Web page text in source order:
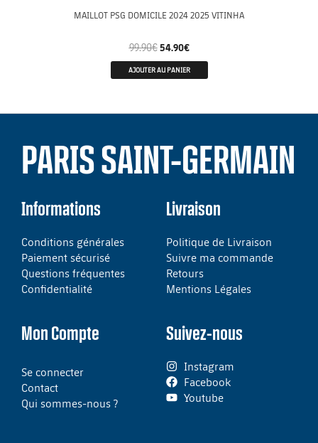
MAILLOT PSG DOMICILE 2024 2025 VITINHA
99.90€ 54.90€
AJOUTER AU PANIER
PARIS SAINT-GERMAIN
Informations
Conditions générales
Paiement sécurisé
Questions fréquentes
Confidentialité
Livraison
Politique de Livraison
Suivre ma commande
Retours
Mentions Légales
Mon Compte
Se connecter
Contact
Qui sommes-nous ?
Suivez-nous
Instagram
Facebook
Youtube